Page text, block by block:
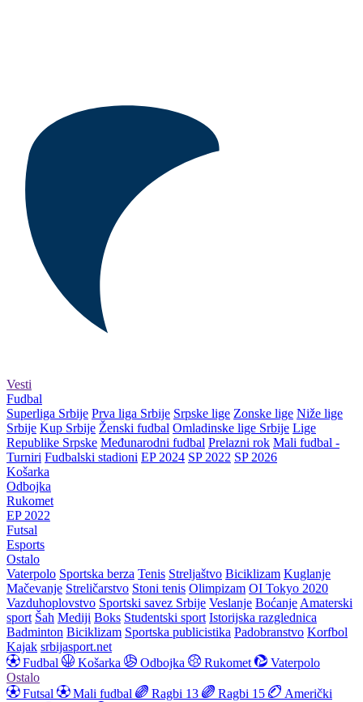
Vesti
Fudbal
Superliga Srbije Prva liga Srbije Srpske lige Zonske lige Niže lige
Srbije Kup Srbije Ženski fudbal Omladinske lige Srbije Lige
Republike Srpske Međunarodni fudbal Prelazni rok Mali fudbal -
Turniri Fudbalski stadioni EP 2024 SP 2022 SP 2026
Košarka
Odbojka
Rukomet
EP 2022
Futsal
Esports
Ostalo
Vaterpolo Sportska berza Tenis Streljaštvo Biciklizam Kuglanje
Mačevanje Streličarstvo Stoni tenis Olimpizam OI Tokyo 2020
Vazduhoplovstvo Sportski savez Srbije Veslanje Boćanje Amaterski
sport Šah Mediji Boks Studentski sport Istorijska razglednica
Badminton Biciklizam Sportska publicistika Padobranstvo Korfbol
Kajak srbijasport.net
Fudbal
Košarka Odbojka Rukomet
Vaterpolo
Ostalo
Futsal
Mali fudbal Ragbi 13 Ragbi 15
Američki